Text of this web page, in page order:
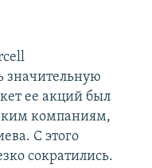
значительную
ее акций был
компаниям,
С этого
сократились.